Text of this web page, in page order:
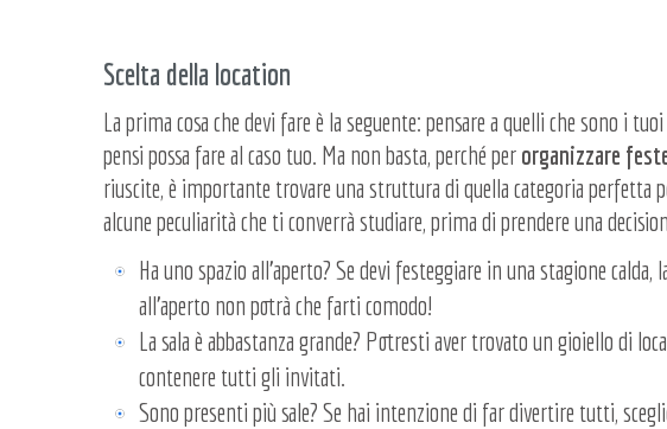
Scelta della location
La prima cosa che devi fare è la seguente: pensare a quelli che sono i
pensi possa fare al caso tuo. Ma non basta, perché per organizzare
riuscite, è importante trovare una struttura di quella categoria perfetta
alcune peculiarità che ti converrà studiare, prima di prendere una
Ha uno spazio all’aperto? Se devi festeggiare in una stagione
all’aperto non potrà che farti comodo!
La sala è abbastanza grande? Potresti aver trovato un gioiello di
contenere tutti gli invitati.
Sono presenti più sale? Se hai intenzione di far divertire tutti,